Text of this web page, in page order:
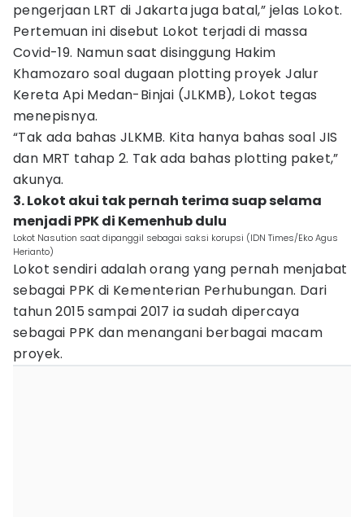
pengerjaan LRT di Jakarta juga batal,” jelas Lokot.
Pertemuan ini disebut Lokot terjadi di massa
Covid-19. Namun saat disinggung Hakim
Khamozaro soal dugaan plotting proyek Jalur
Kereta Api Medan-Binjai (JLKMB), Lokot tegas
menepisnya.
“Tak ada bahas JLKMB. Kita hanya bahas soal JIS
dan MRT tahap 2. Tak ada bahas plotting paket,”
akunya.
3. Lokot akui tak pernah terima suap selama
menjadi PPK di Kemenhub dulu
Lokot Nasution saat dipanggil sebagai saksi korupsi (IDN Times/Eko Agus
Herianto)
Lokot sendiri adalah orang yang pernah menjabat
sebagai PPK di Kementerian Perhubungan. Dari
tahun 2015 sampai 2017 ia sudah dipercaya
sebagai PPK dan menangani berbagai macam
proyek.